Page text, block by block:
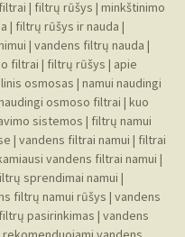
| filtrų rūšys | minkštinimo
| filtrų rūšys ir nauda |
| vandens filtrų nauda |
filtrai | filtrų rūšys | apie
osmosas | namui naudingi
osmoso filtrai | kuo
sistemos | filtrų namui
| vandens filtrai namui | filtrai
vandens filtrai namui |
sprendimai namui |
filtrų namui rūšys | vandens
pasirinkimas | vandens